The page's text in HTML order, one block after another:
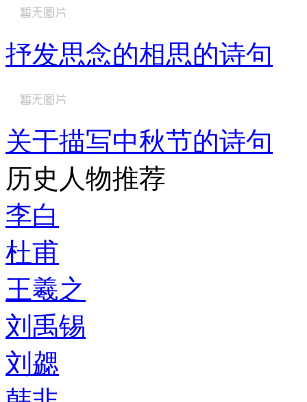
抒发思念的相思的诗句
关于描写中秋节的诗句
历史人物推荐
李白
杜甫
王羲之
刘禹锡
刘勰